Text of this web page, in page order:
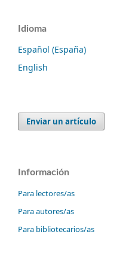
Idioma
Español (España)
English
Enviar un artículo
Información
Para lectores/as
Para autores/as
Para bibliotecarios/as